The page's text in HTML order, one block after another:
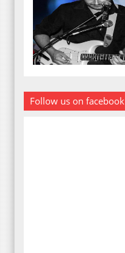
Follow us on facebook